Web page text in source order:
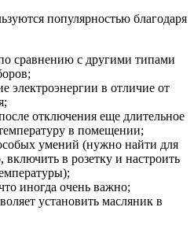
популярностью благодаря
сравнению с другими типами
электроэнергии в отличие от
отключения еще длительное
в помещении;
умений (нужно найти для
включить в розетку и настроить
иногда очень важно;
установить масляник в